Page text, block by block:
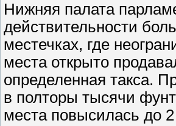
Нижняя палата
действительности
местечках, где
места открыто
определенная такса.
в полторы тысячи
места повысилась до